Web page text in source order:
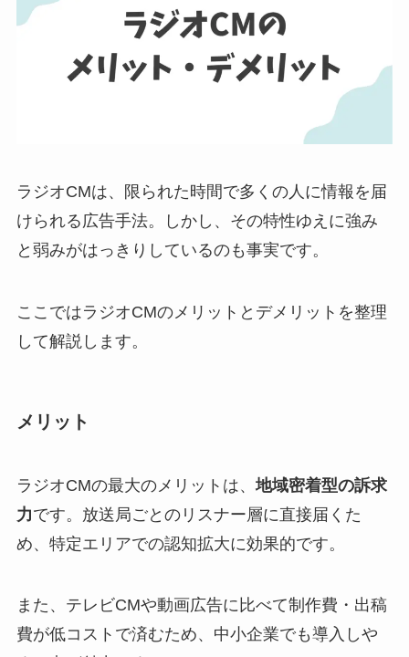
ラジオCMは、限られた時間で多くの人に情報を届
けられる広告手法。しかし、その特性ゆえに強み
と弱みがはっきりしているのも事実です。
ここではラジオCMのメリットとデメリットを整理
して解説します。
メリット
ラジオCMの最大のメリットは、地域密着型の訴求
力です。放送局ごとのリスナー層に直接届くた
め、特定エリアでの認知拡大に効果的です。
また、テレビCMや動画広告に比べて制作費・出稿
費が低コストで済むため、中小企業でも導入しや